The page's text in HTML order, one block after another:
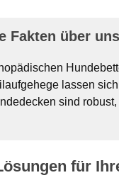
Fakten über
lassen
sind
für